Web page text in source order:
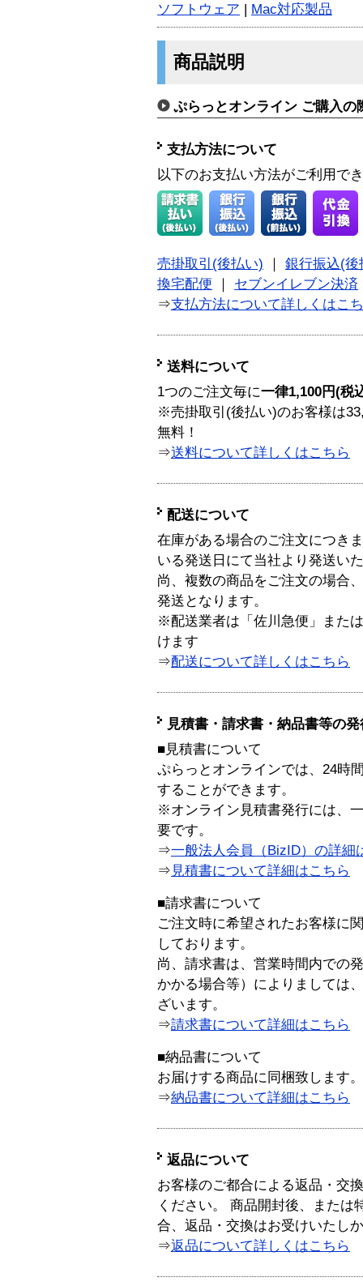
ソフトウェア | Mac対応製品
商品説明
ぷらっとオンライン ご購入の
支払方法について
以下のお支払い方法がご利用で
売掛取引(後払い)
銀行振込(後
換宅配便
セブンイレブン決済
⇒支払方法について詳しくはこ
送料について
1つのご注文毎に一律1,100円(税
※売掛取引(後払い)のお客様は
無料！
⇒送料について詳しくはこちら
配送について
在庫がある場合のご注文につき
いる発送日にて当社より発送い
尚、複数の商品をご注文の場合
発送となります。
※配送業者は「佐川急便」また
けます
⇒配送について詳しくはこちら
見積書・請求書・納品書等の
■見積書について
ぷらっとオンラインでは、24時
することができます。
※オンライン見積書発行には、
要です。
⇒一般法人会員（BizID）の詳細
⇒ 見積書について詳細はこちら
■請求書について
ご注文時に希望されたお客様に
しております。
尚、請求書は、営業時間内での
かかる場合等）によりましては
ざいます。
⇒請求書について詳細はこちら
■納品書について
お届けする商品に同梱致します。
⇒納品書について詳細はこちら
返品について
お客様のご都合による返品・交
ください。 商品開封後、または
合、返品・交換はお受けいたし
⇒返品について詳しくはこちら